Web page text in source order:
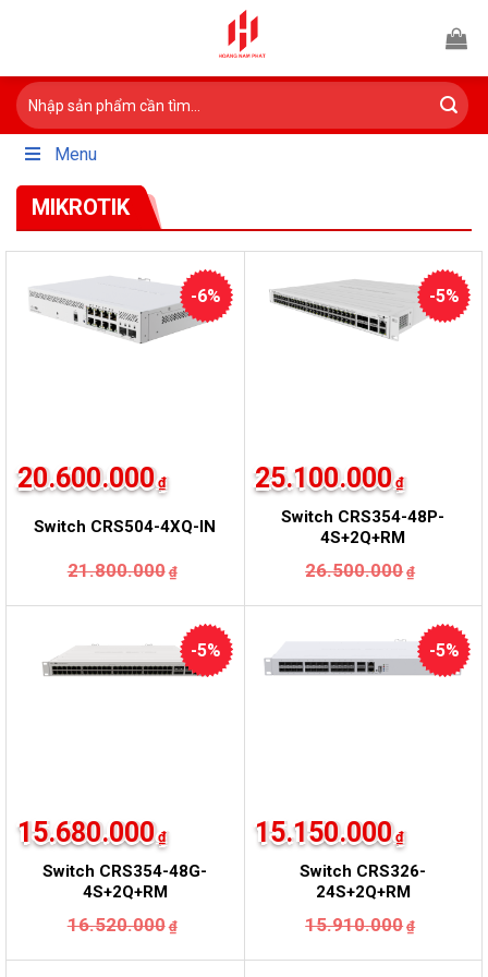
dung
Tìm
kiếm:
Menu
MIKROTIK
-6%
Switch CRS504-4XQ-IN
21.800.000 ₫
là:
21.800.000₫.
20.600.000 ₫
tại
là:
20.600.000₫.
-5%
Switch CRS354-48P-
4S+2Q+RM
26.500.000 ₫
là:
25.100.000 ₫
tại
là:
-5%
Switch CRS354-48G-
4S+2Q+RM
16.520.000 ₫
là:
15.680.000 ₫
tại
-5%
Switch CRS326-
24S+2Q+RM
15.910.000 ₫
là:
15.150.000 ₫
tại